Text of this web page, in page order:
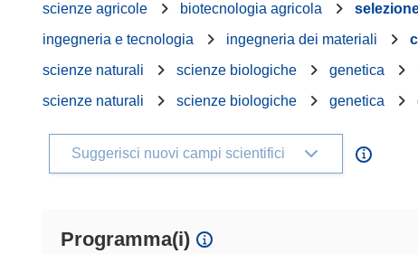
scienze agricole
biotecnologia agricola
ingegneria e tecnologia
ingegneria dei materiali
scienze naturali
scienze biologiche genetica
scienze naturali
scienze biologiche genetica
Suggerisci nuovi campi scientifici
Programma(i)